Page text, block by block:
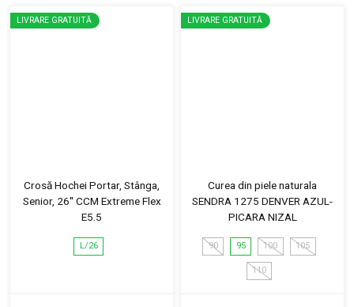
LIVRARE GRATUITĂ
Crosă Hochei Portar, Stânga,
Senior, 26'' CCM Extreme Flex
E5.5
L/26
LIVRARE GRATUITĂ
Curea din piele naturala
SENDRA 1275 DENVER AZUL-
PICARA NIZAL
90 95 100 105
110